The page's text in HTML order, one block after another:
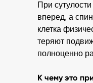
При
вперед, а
клетка
теряют
полноценно
К чему это